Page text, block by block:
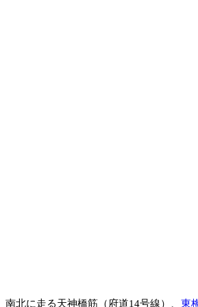
南北に走る天神橋筋（府道14号線）、 東